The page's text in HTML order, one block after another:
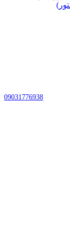
09031776938